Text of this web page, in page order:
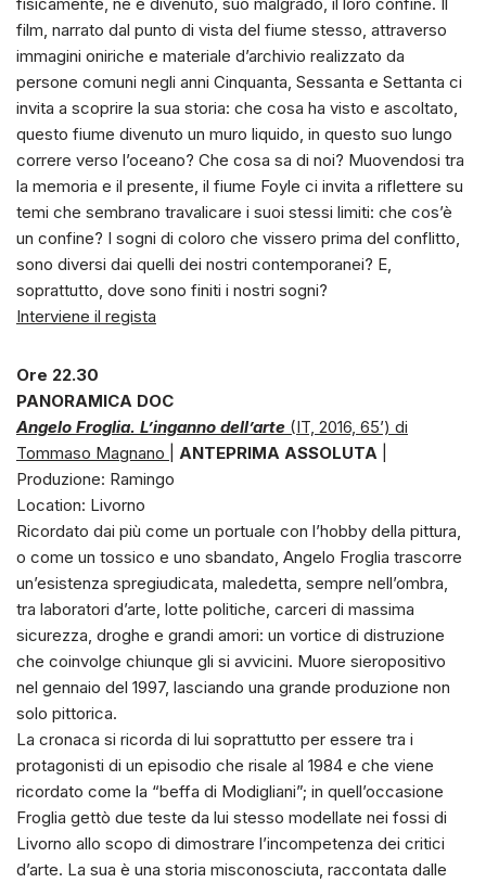
film, narrato dal punto di vista del fiume stesso, attraverso
immagini oniriche e materiale d’archivio realizzato da
persone comuni negli anni Cinquanta, Sessanta e Settanta ci
invita a scoprire la sua storia: che cosa ha visto e ascoltato,
questo fiume divenuto un muro liquido, in questo suo lungo
correre verso l’oceano? Che cosa sa di noi? Muovendosi tra
la memoria e il presente, il fiume Foyle ci invita a riflettere su
temi che sembrano travalicare i suoi stessi limiti: che cos’è
un confine? I sogni di coloro che vissero prima del conflitto,
sono diversi dai quelli dei nostri contemporanei? E,
soprattutto, dove sono finiti i nostri sogni?
Interviene il regista
Ore 22.30
PANORAMICA DOC
Angelo Froglia. L’inganno dell’arte (IT, 2016, 65’) di
Tommaso Magnano
ANTEPRIMA ASSOLUTA
Produzione: Ramingo
Location: Livorno
Ricordato dai più come un portuale con l’hobby della pittura,
o come un tossico e uno sbandato, Angelo Froglia trascorre
un’esistenza spregiudicata, maledetta, sempre nell’ombra,
tra laboratori d’arte, lotte politiche, carceri di massima
sicurezza, droghe e grandi amori: un vortice di distruzione
che coinvolge chiunque gli si avvicini. Muore sieropositivo
nel gennaio del 1997, lasciando una grande produzione non
solo pittorica.
La cronaca si ricorda di lui soprattutto per essere tra i
protagonisti di un episodio che risale al 1984 e che viene
ricordato come la “beffa di Modigliani”; in quell’occasione
Froglia gettò due teste da lui stesso modellate nei fossi di
Livorno allo scopo di dimostrare l’incompetenza dei critici
d’arte. La sua è una storia misconosciuta, raccontata dalle